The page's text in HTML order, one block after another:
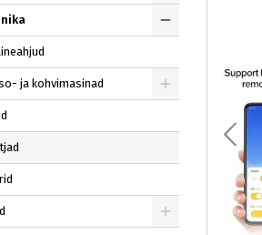
ja kohvimasinad